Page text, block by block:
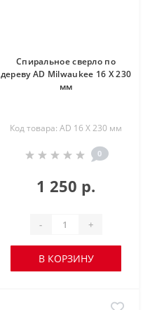
Спиральное сверло по
дереву AD Milwaukee 16 X 230
мм
Код товара: AD 16 X 230 мм
0
1 250 р.
- +
В КОРЗИНУ